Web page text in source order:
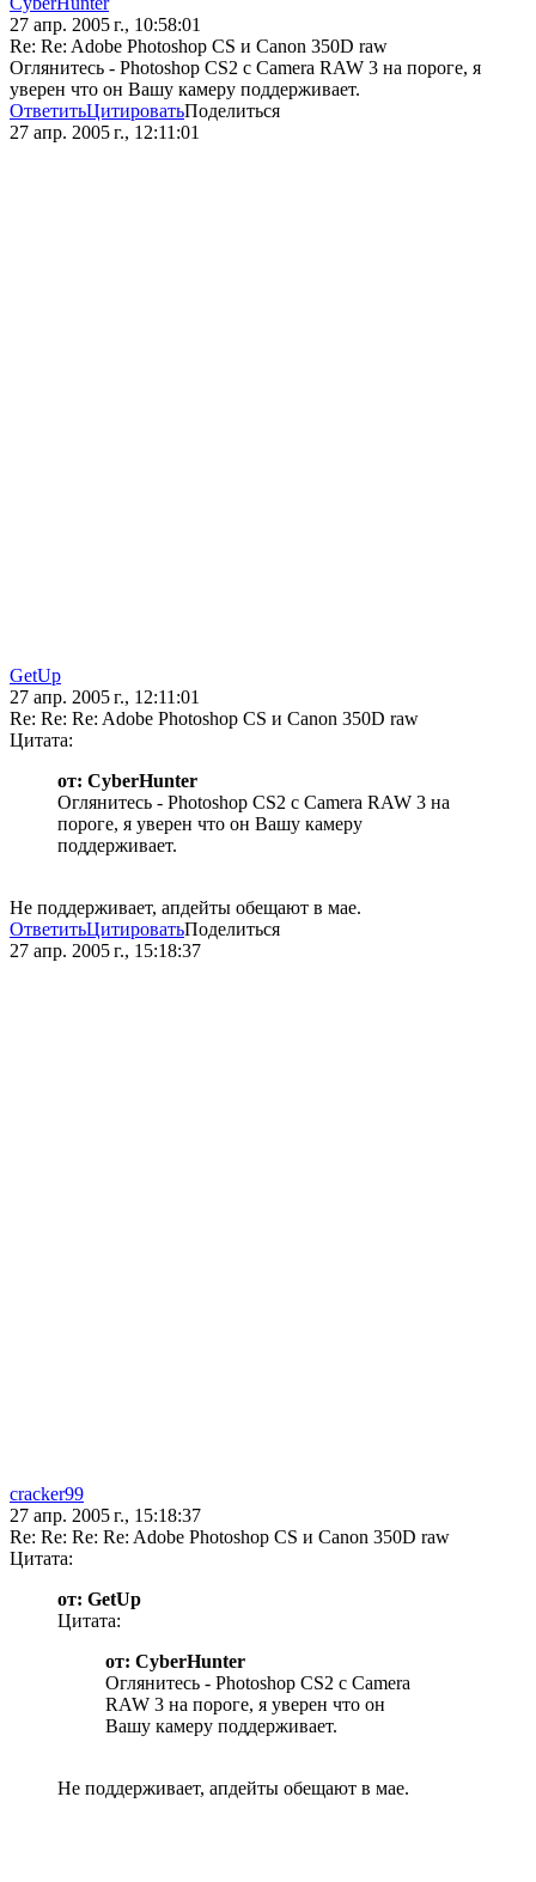
27 апр. 2005 г., 10:58:01
Re: Re: Adobe Photoshop CS и Canon 350D raw
Оглянитесь - Photoshop CS2 с Camera RAW 3 на пороге, я
уверен что он Вашу камеру поддерживает.
ОтветитьЦитироватьПоделиться
27 апр. 2005 г., 12:11:01
GetUp
27 апр. 2005 г., 12:11:01
Re: Re: Re: Adobe Photoshop CS и Canon 350D raw
Цитата:
от: CyberHunter
Оглянитесь - Photoshop CS2 с Camera RAW 3 на
пороге, я уверен что он Вашу камеру
поддерживает.
Не поддерживает, апдейты обещают в мае.
ОтветитьЦитироватьПоделиться
27 апр. 2005 г., 15:18:37
cracker99
27 апр. 2005 г., 15:18:37
Re: Re: Re: Re: Adobe Photoshop CS и Canon 350D raw
Цитата:
от: GetUp
Цитата:
от: CyberHunter
Оглянитесь - Photoshop CS2 с Camera
RAW 3 на пороге, я уверен что он
Вашу камеру поддерживает.
Не поддерживает, апдейты обещают в мае.